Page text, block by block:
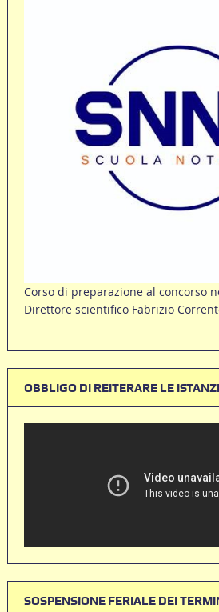
Corso di preparazione al concorso
Direttore scientifico Fabrizio
OBBLIGO DI REITERARE LE
SOSPENSIONE FERIALE DEI